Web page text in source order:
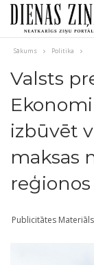
Sākums Politika
Valsts
izbūvēt
maksas
reģionos
Publicitātes Materiāls